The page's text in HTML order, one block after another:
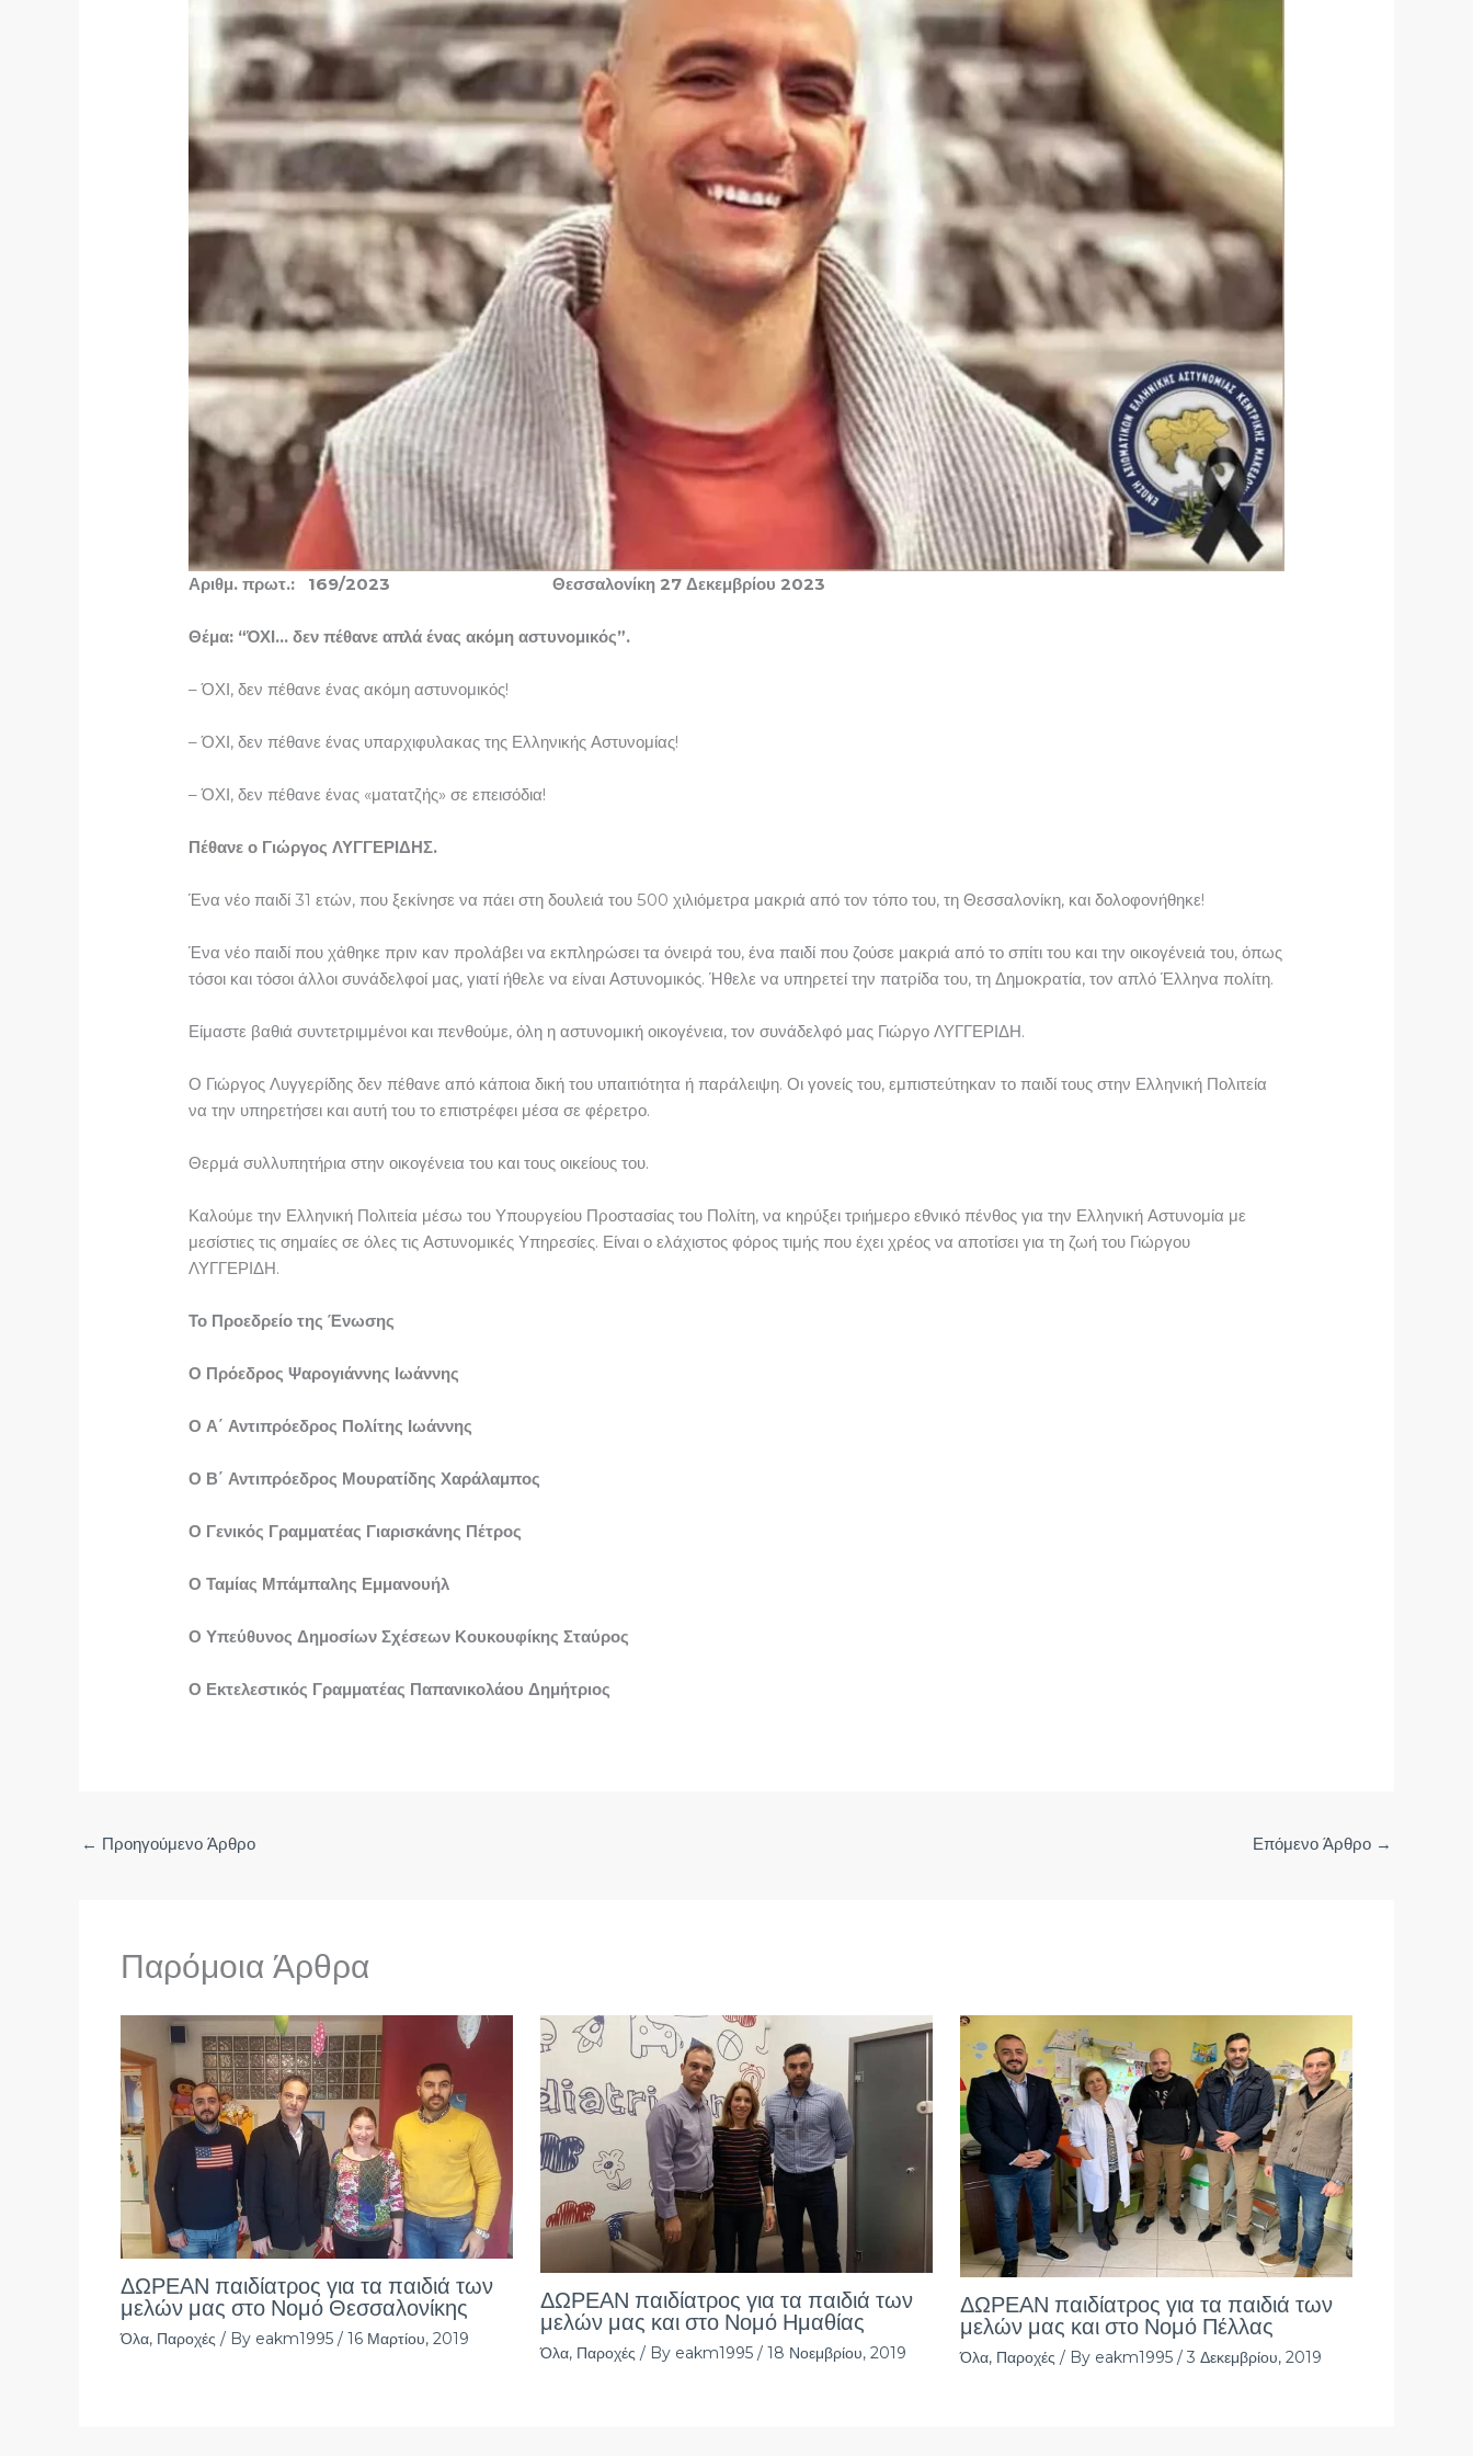
Αριθμ. πρωτ.: 169/2023 Θεσσαλονίκη 27 Δεκεμβρίου 2023
Θέμα: “ΌΧΙ… δεν πέθανε απλά ένας ακόμη αστυνομικός”.
– ΌΧΙ, δεν πέθανε ένας ακόμη αστυνομικός!
– ΌΧΙ, δεν πέθανε ένας υπαρχιφυλακας της Ελληνικής Αστυνομίας!
– ΌΧΙ, δεν πέθανε ένας «ματατζής» σε επεισόδια!
Πέθανε ο Γιώργος ΛΥΓΓΕΡΙΔΗΣ.
Ένα νέο παιδί 31 ετών, που ξεκίνησε να πάει στη δουλειά του 500 χιλιόμετρα μακριά από τον τόπο του, τη Θεσσαλονίκη, και δολοφονήθηκε!
Ένα νέο παιδί που χάθηκε πριν καν προλάβει να εκπληρώσει τα όνειρά του, ένα παιδί που ζούσε μακριά από το σπίτι του και την οικογένειά του, όπως
τόσοι και τόσοι άλλοι συνάδελφοί μας, γιατί ήθελε να είναι Αστυνομικός. Ήθελε να υπηρετεί την πατρίδα του, τη Δημοκρατία, τον απλό Έλληνα πολίτη.
Είμαστε βαθιά συντετριμμένοι και πενθούμε, όλη η αστυνομική οικογένεια, τον συνάδελφό μας Γιώργο ΛΥΓΓΕΡΙΔΗ.
Ο Γιώργος Λυγγερίδης δεν πέθανε από κάποια δική του υπαιτιότητα ή παράλειψη. Οι γονείς του, εμπιστεύτηκαν το παιδί τους στην Ελληνική Πολιτεία
να την υπηρετήσει και αυτή του το επιστρέφει μέσα σε φέρετρο.
Θερμά συλλυπητήρια στην οικογένεια του και τους οικείους του.
Καλούμε την Ελληνική Πολιτεία μέσω του Υπουργείου Προστασίας του Πολίτη, να κηρύξει τριήμερο εθνικό πένθος για την Ελληνική Αστυνομία με
μεσίστιες τις σημαίες σε όλες τις Αστυνομικές Υπηρεσίες. Είναι ο ελάχιστος φόρος τιμής που έχει χρέος να αποτίσει για τη ζωή του Γιώργου
ΛΥΓΓΕΡΙΔΗ.
Το Προεδρείο της Ένωσης
Ο Πρόεδρος Ψαρογιάννης Ιωάννης
Ο Α΄ Αντιπρόεδρος Πολίτης Ιωάννης
Ο Β΄ Αντιπρόεδρος Μουρατίδης Χαράλαμπος
Ο Γενικός Γραμματέας Γιαρισκάνης Πέτρος
Ο Ταμίας Μπάμπαλης Εμμανουήλ
Ο Υπεύθυνος Δημοσίων Σχέσεων Κουκουφίκης Σταύρος
Ο Εκτελεστικός Γραμματέας Παπανικολάου Δημήτριος
← Προηγούμενο Άρθρο Επόμενο Άρθρο →
Παρόμοια Άρθρα
ΔΩΡΕΑΝ παιδίατρος για τα παιδιά των
μελών μας στο Νομό Θεσσαλονίκης
Όλα, Παροχές / By eakm1995 / 16 Μαρτίου, 2019
ΔΩΡΕΑΝ παιδίατρος για τα παιδιά των
μελών μας και στο Νομό Ημαθίας
Όλα, Παροχές / By eakm1995 / 18 Νοεμβρίου, 2019
ΔΩΡΕΑΝ παιδίατρος για τα παιδιά των
μελών μας και στο Νομό Πέλλας
Όλα, Παροχές / By eakm1995/3 Δεκεμβρίου, 2019